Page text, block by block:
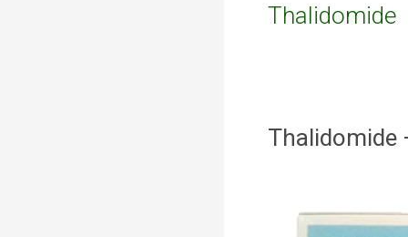
Thalidomide
Thalidomide
Thalidomide
Mediplantex